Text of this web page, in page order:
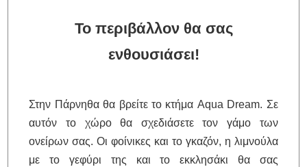
Το περιβάλλον θα σας
ενθουσιάσει!
Στην Πάρνηθα θα βρείτε το κτήμα Aqua Dream. Σε
αυτόν το χώρο θα σχεδιάσετε τον γάμο των
ονείρων σας. Οι φοίνικες και το γκαζόν, η λιμνούλα
με το γεφύρι της και το εκκλησάκι θα σας